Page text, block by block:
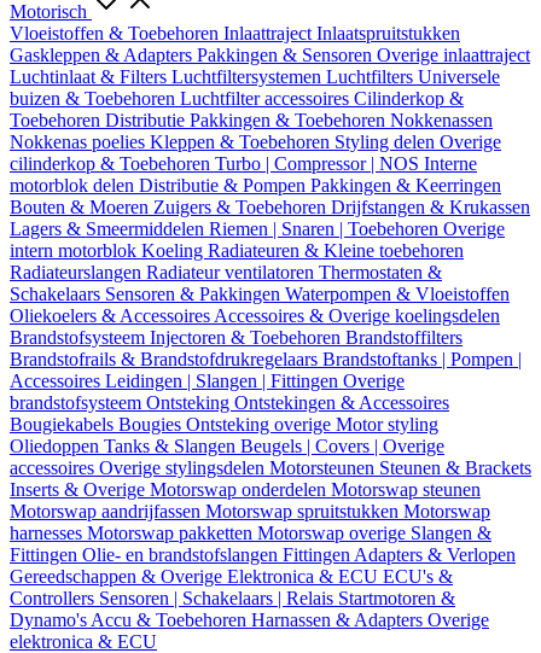
Motorisch
Vloeistoffen & Toebehoren Inlaattraject Inlaatspruitstukken
Gaskleppen & Adapters Pakkingen & Sensoren Overige inlaattraject
Luchtinlaat & Filters Luchtfiltersystemen Luchtfilters Universele
buizen & Toebehoren Luchtfilter accessoires Cilinderkop &
Toebehoren Distributie Pakkingen & Toebehoren Nokkenassen
Nokkenas poelies Kleppen & Toebehoren Styling delen Overige
cilinderkop & Toebehoren Turbo | Compressor | NOS Interne
motorblok delen Distributie & Pompen Pakkingen & Keerringen
Bouten & Moeren Zuigers & Toebehoren Drijfstangen & Krukassen
Lagers & Smeermiddelen Riemen | Snaren | Toebehoren Overige
intern motorblok Koeling Radiateuren & Kleine toebehoren
Radiateurslangen Radiateur ventilatoren Thermostaten &
Schakelaars Sensoren & Pakkingen Waterpompen & Vloeistoffen
Oliekoelers & Accessoires Accessoires & Overige koelingsdelen
Brandstofsysteem Injectoren & Toebehoren Brandstoffilters
Brandstofrails & Brandstofdrukregelaars Brandstoftanks | Pompen |
Accessoires Leidingen | Slangen | Fittingen Overige
brandstofsysteem Ontsteking Ontstekingen & Accessoires
Bougiekabels Bougies Ontsteking overige Motor styling
Oliedoppen Tanks & Slangen Beugels | Covers | Overige
accessoires Overige stylingsdelen Motorsteunen Steunen & Brackets
Inserts & Overige Motorswap onderdelen Motorswap steunen
Motorswap aandrijfassen Motorswap spruitstukken Motorswap
harnesses Motorswap pakketten Motorswap overige Slangen &
Fittingen Olie- en brandstofslangen Fittingen Adapters & Verlopen
Gereedschappen & Overige Elektronica & ECU ECU's &
Controllers Sensoren | Schakelaars | Relais Startmotoren &
Dynamo's Accu & Toebehoren Harnassen & Adapters Overige
elektronica & ECU